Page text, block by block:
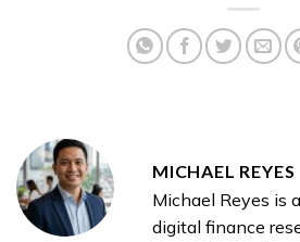
MICHAEL REYES
Michael Reyes is
digital finance